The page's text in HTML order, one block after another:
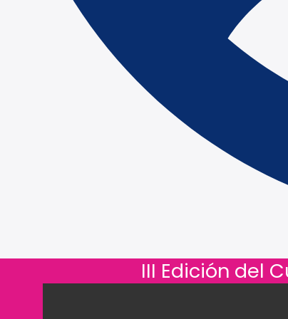
III Edición del